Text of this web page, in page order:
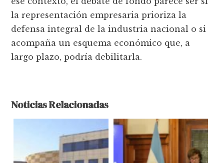
la representación empresaria prioriza la
defensa integral de la industria nacional o si
acompaña un esquema económico que, a
largo plazo, podría debilitarla.
Noticias Relacionadas